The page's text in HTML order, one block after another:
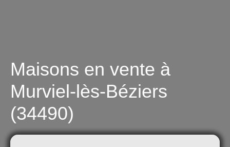
Maisons en vente à
Murviel-lès-Béziers
(34490)